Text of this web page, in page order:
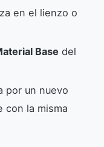
en el lienzo o
Base del
por un nuevo
con la misma